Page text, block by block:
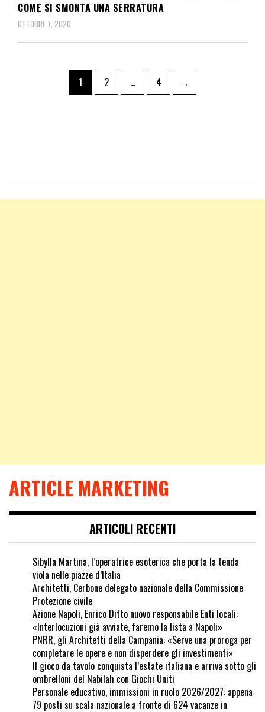
COME SI SMONTA UNA SERRATURA
OTTOBRE 7, 2020
1 2 … 4 →
ARTICLE MARKETING
ARTICOLI RECENTI
Sibylla Martina, l’operatrice esoterica che porta la tenda
viola nelle piazze d’Italia
Architetti, Cerbone delegato nazionale della Commissione
Protezione civile
Azione Napoli, Enrico Ditto nuovo responsabile Enti locali:
«Interlocuzioni già avviate, faremo la lista a Napoli»
PNRR, gli Architetti della Campania: «Serve una proroga per
completare le opere e non disperdere gli investimenti»
Il gioco da tavolo conquista l’estate italiana e arriva sotto gli
ombrelloni del Nabilah con Giochi Uniti
Personale educativo, immissioni in ruolo 2026/2027: appena
79 posti su scala nazionale a fronte di 624 vacanze in